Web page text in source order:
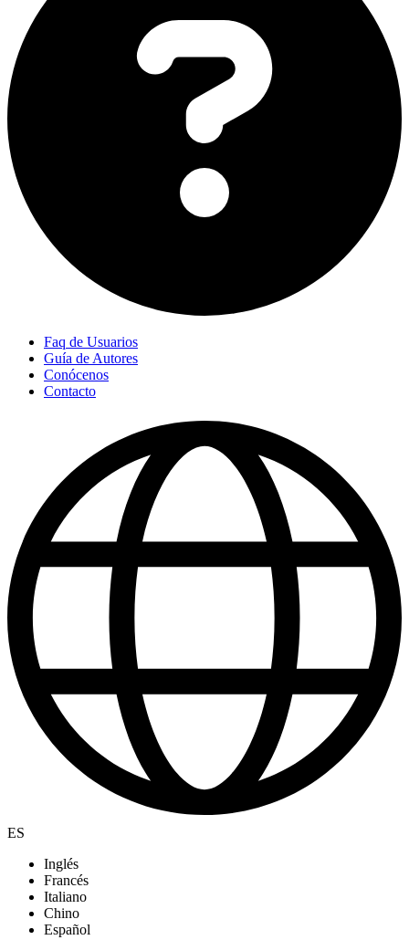
Faq de Usuarios
Guía de Autores
Conócenos
Contacto
ES
Inglés
Francés
Italiano
Chino
Español